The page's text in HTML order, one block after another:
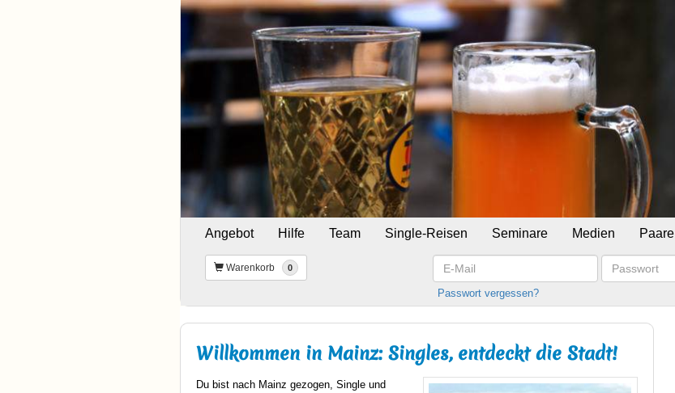
Angebot Hilfe Team Single-Reisen Seminare Medien Paare
Warenkorb 0
E-
Mail
Passwort
Passwort vergessen?
Willkommen in Mainz: Singles, entdeckt die Stadt!
Du bist nach Mainz gezogen, Single und